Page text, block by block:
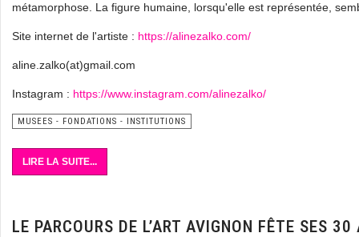
métamorphose. La figure humaine, lorsqu'elle est représentée,
Site internet de l'artiste : https://alinezalko.com/
aline.zalko(at)gmail.com
Instagram : https://www.instagram.com/alinezalko/
MUSEES - FONDATIONS - INSTITUTIONS
LIRE LA SUITE...
LE PARCOURS DE L’ART AVIGNON FÊTE SES 30